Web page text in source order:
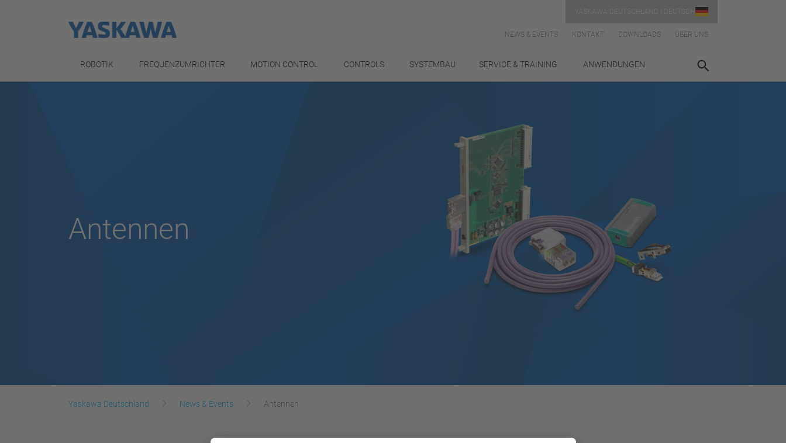
NEWS & EVENTS KONTAKT DOWNLOADS ÜBER UNS
ROBOTIK FREQUENZUMRICHTER MOTION CONTROL CONTROLS SYSTEMBAU SERVICE & TRAINING ANWENDUNGEN
Antennen
Yaskawa Deutschland News & Events Antennen